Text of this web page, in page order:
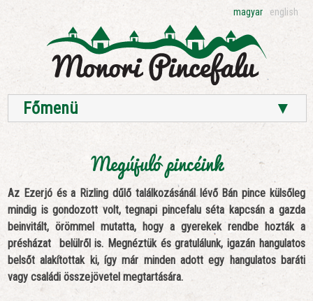
magyar english
Főmenü ▼
Megújuló pincéink
Az Ezerjó és a Rizling dűlő találkozásánál lévő Bán pince külsőleg
mindig is gondozott volt, tegnapi pincefalu séta kapcsán a gazda
beinvitált, örömmel mutatta, hogy a gyerekek rendbe hozták a
présházat belülről is. Megnéztük és gratulálunk, igazán hangulatos
belsőt alakítottak ki, így már minden adott egy hangulatos baráti
vagy családi összejövetel megtartására.